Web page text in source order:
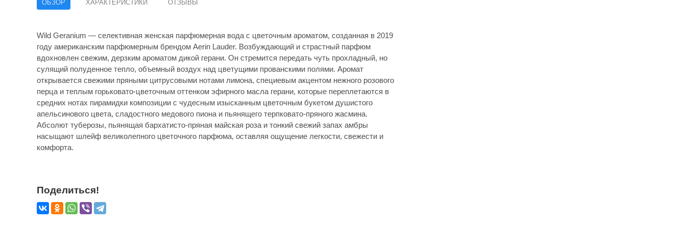
ОБЗОР ХАРАКТЕРИСТИКИ ОТЗЫВЫ
Wild Geranium — селективная женская парфюмерная вода с цветочным ароматом, созданная в 2019
году американским парфюмерным брендом Aerin Lauder. Возбуждающий и страстный парфюм
вдохновлен свежим, дерзким ароматом дикой герани. Он стремится передать чуть прохладный, но
сулящий полуденное тепло, объемный воздух над цветущими прованскими полями. Аромат
открывается свежими пряными цитрусовыми нотами лимона, специевым акцентом нежного розового
перца и теплым горьковато-цветочным оттенком эфирного масла герани, которые переплетаются в
средних нотах пирамидки композиции с чудесным изысканным цветочным букетом душистого
апельсинового цвета, сладостного медового пиона и пьянящего терпковато-пряного жасмина.
Абсолют туберозы, пьянящая бархатисто-пряная майская роза и тонкий свежий запах амбры
насыщают шлейф великолепного цветочного парфюма, оставляя ощущение легкости, свежести и
комфорта.
Поделиться!